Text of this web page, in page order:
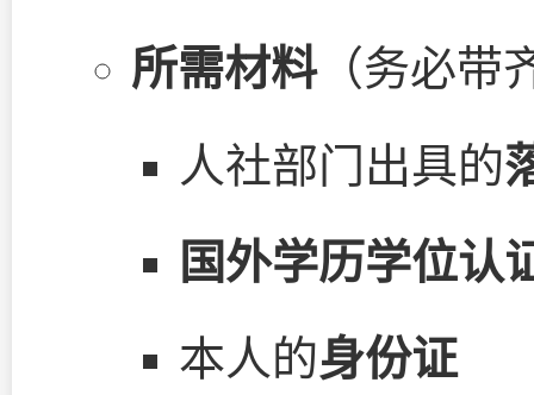
所需材料（务必带
人社部门出具的
国外学历学位认
本人的身份证